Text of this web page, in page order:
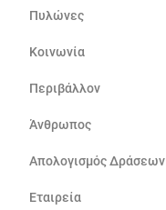
Πυλώνες
Κοινωνία
Περιβάλλον
Άνθρωπος
Απολογισμός Δράσεων
Εταιρεία